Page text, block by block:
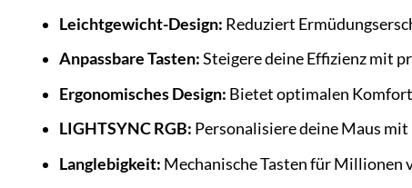
Leichtgewicht-Design: Reduziert
Anpassbare Tasten:Steigere deine Effizienz mit
Ergonomisches Design: Bietet optimalen
LIGHTSYNC RGB: Personalisiere deine Maus
Langlebigkeit: Mechanische Tasten für Millionen